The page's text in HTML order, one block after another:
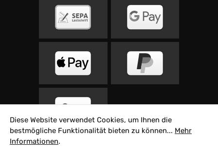
Diese Website verwendet Cookies, um Ihnen die
bestmögliche Funktionalität bieten zu können... Mehr
Informationen.